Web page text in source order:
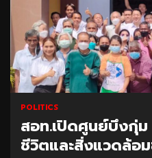
POLITICS
สอท.เปิดศูนย์บึงกุ่
ชีวิตและสิ่งแวดล้อ